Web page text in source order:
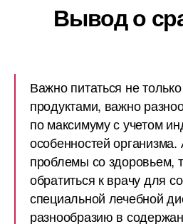
Вывод о
Важно питаться не
продуктами, важно
по максимуму с учетом
особенностей организма.
проблемы со здоровьем,
обратиться к врачу для
специальной лечебной
разнообразию в